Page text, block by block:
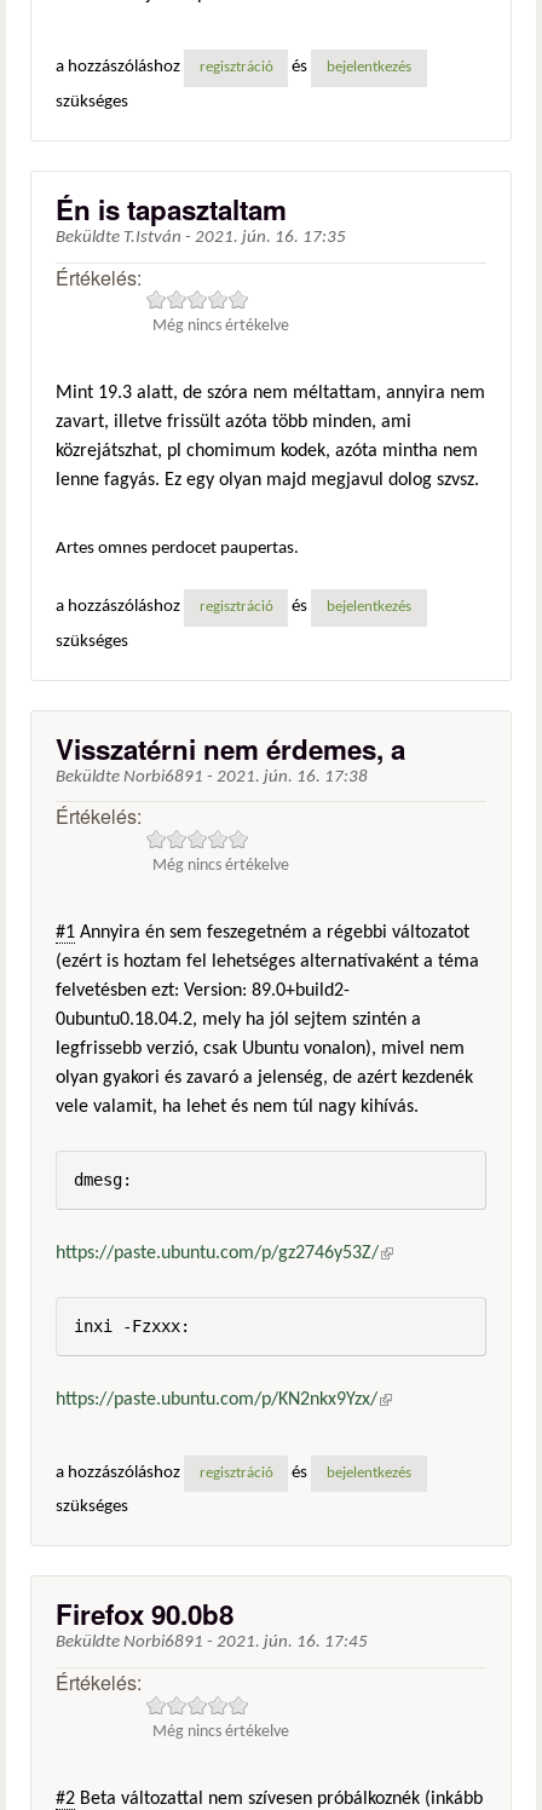
a hozzászóláshoz regisztráció és bejelentkezés
szükséges
Én is tapasztaltam
Beküldte T.István - 2021. jún. 16. 17:35
Értékelés:
Még nincs értékelve
Mint 19.3 alatt, de szóra nem méltattam, annyira nem
zavart, illetve frissült azóta több minden, ami
közrejátszhat, pl chomimum kodek, azóta mintha nem
lenne fagyás. Ez egy olyan majd megjavul dolog szvsz.
Artes omnes perdocet paupertas.
a hozzászóláshoz regisztráció és bejelentkezés
szükséges
Visszatérni nem érdemes, a
Beküldte Norbi6891 - 2021. jún. 16. 17:38
Értékelés:
Még nincs értékelve
#1 Annyira én sem feszegetném a régebbi változatot
(ezért is hoztam fel lehetséges alternatívaként a téma
felvetésben ezt: Version: 89.0+build2-
0ubuntu0.18.04.2, mely ha jól sejtem szintén a
legfrissebb verzió, csak Ubuntu vonalon), mivel nem
olyan gyakori és zavaró a jelenség, de azért kezdenék
vele valamit, ha lehet és nem túl nagy kihívás.
dmesg:
https://paste.ubuntu.com/p/gz2746y53Z/(külső
inxi -Fzxxx:
https://paste.ubuntu.com/p/KN2nkx9Yzx/(külső
a hozzászóláshoz regisztráció és bejelentkezés
szükséges
Firefox 90.0b8
Beküldte Norbi6891 - 2021. jún. 16. 17:45
Értékelés:
Még nincs értékelve
#2 Beta változattal nem szívesen próbálkoznék (inkább